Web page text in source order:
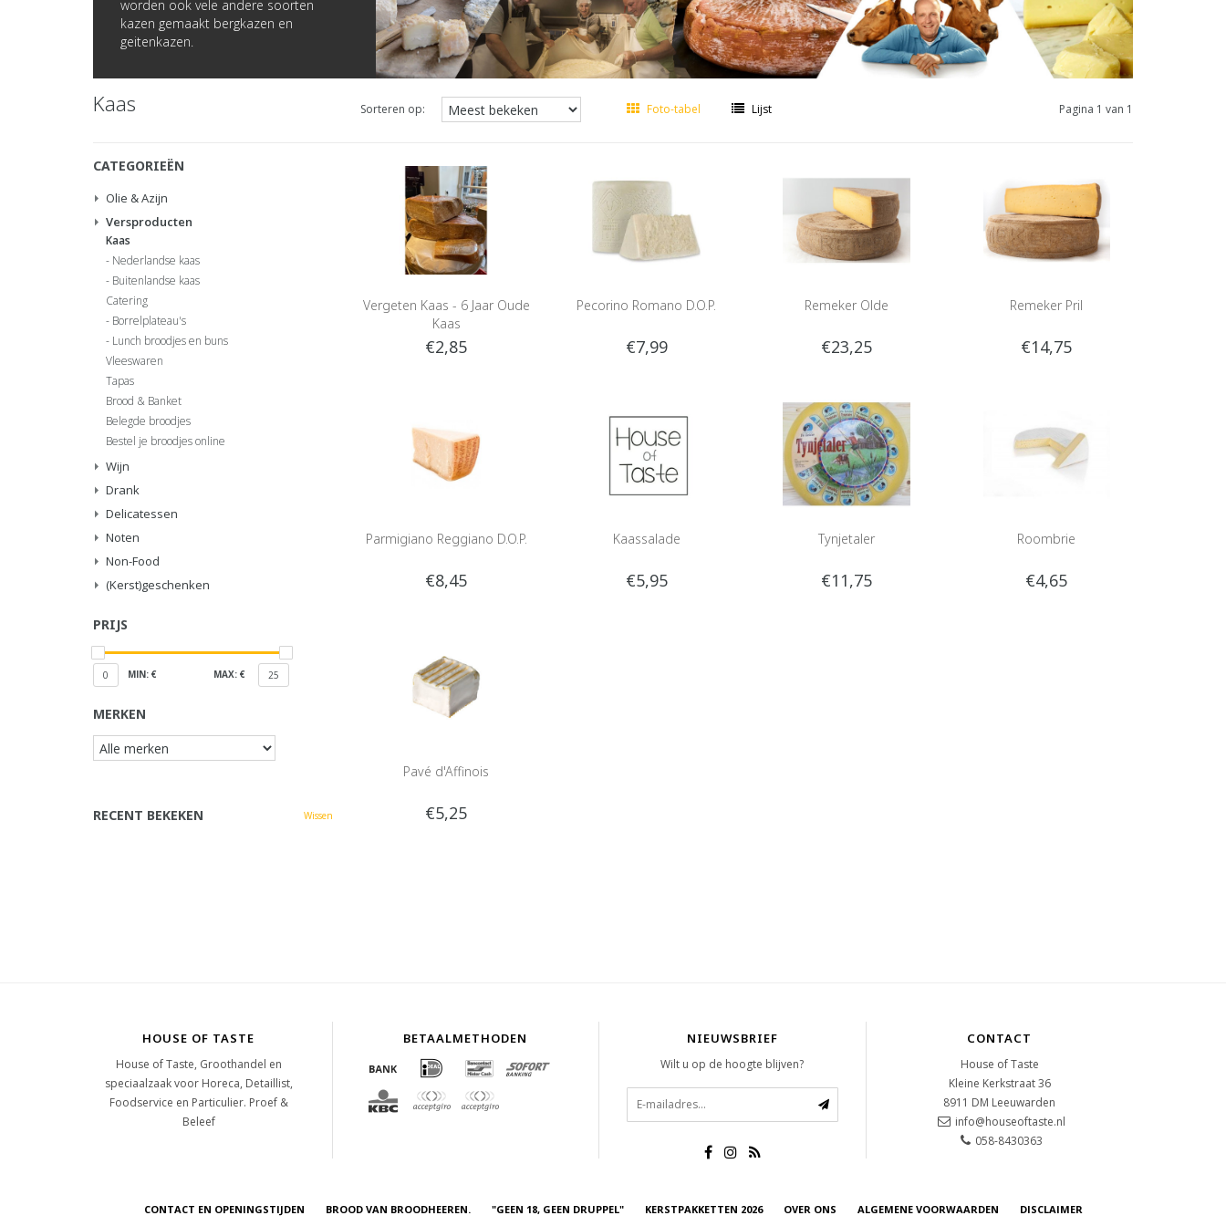
worden ook vele andere soorten
kazen gemaakt bergkazen en
geitenkazen.
Kaas Sorteren op: Foto-tabel Lijst Pagina 1 van 1
CATEGORIEËN
Olie & Azijn
Versproducten
Kaas
Nederlandse kaas
Buitenlandse kaas
Catering
Borrelplateau's
Lunch broodjes en buns
Vleeswaren
Tapas
Brood & Banket
Belegde broodjes
Bestel je broodjes online
Wijn
Drank
Delicatessen
Noten
Non-Food
(Kerst)geschenken
PRIJS
0 MIN: € MAX: € 25
MERKEN
RECENT BEKEKEN Wissen
Vergeten Kaas - 6 Jaar Oude
Kaas
€2,85
Pecorino Romano D.O.P.
€7,99
Remeker Olde
€23,25
Remeker Pril
€14,75
Parmigiano Reggiano D.O.P.
€8,45
Kaassalade
€5,95
Tynjetaler
€11,75
Roombrie
€4,65
Pavé d'Affinois
€5,25
HOUSE OF TASTE
House of Taste, Groothandel en
speciaalzaak voor Horeca, Detaillist,
Foodservice en Particulier. Proef &
Beleef
BETAALMETHODEN NIEUWSBRIEF
Wilt u op de hoogte blijven?
CONTACT
House of Taste
Kleine Kerkstraat 36
8911 DM Leeuwarden
info@houseoftaste.nl
058-8430363
CONTACT EN OPENINGSTIJDEN BROOD VAN BROODHEEREN. "GEEN 18, GEEN DRUPPEL" KERSTPAKKETTEN 2026 OVER ONS ALGEMENE VOORWAARDEN DISCLAIMER